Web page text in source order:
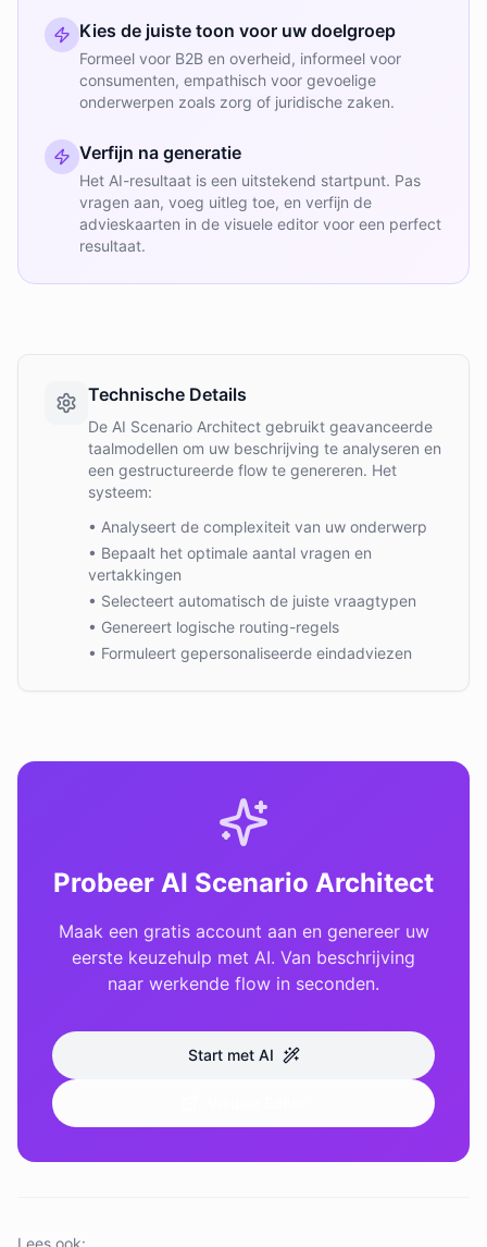
Kies de juiste toon voor uw doelgroep
Formeel voor B2B en overheid, informeel voor
consumenten, empathisch voor gevoelige
onderwerpen zoals zorg of juridische zaken.
Verfijn na generatie
Het AI-resultaat is een uitstekend startpunt. Pas
vragen aan, voeg uitleg toe, en verfijn de
advieskaarten in de visuele editor voor een perfect
resultaat.
Technische Details
De AI Scenario Architect gebruikt geavanceerde
taalmodellen om uw beschrijving te analyseren en
een gestructureerde flow te genereren. Het
systeem:
• Analyseert de complexiteit van uw onderwerp
• Bepaalt het optimale aantal vragen en
vertakkingen
• Selecteert automatisch de juiste vraagtypen
• Genereert logische routing-regels
• Formuleert gepersonaliseerde eindadviezen
Probeer AI Scenario Architect
Maak een gratis account aan en genereer uw
eerste keuzehulp met AI. Van beschrijving
naar werkende flow in seconden.
Start met AI
Lees ook: